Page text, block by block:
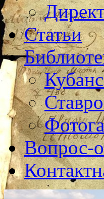
Статьи
Вопрос-